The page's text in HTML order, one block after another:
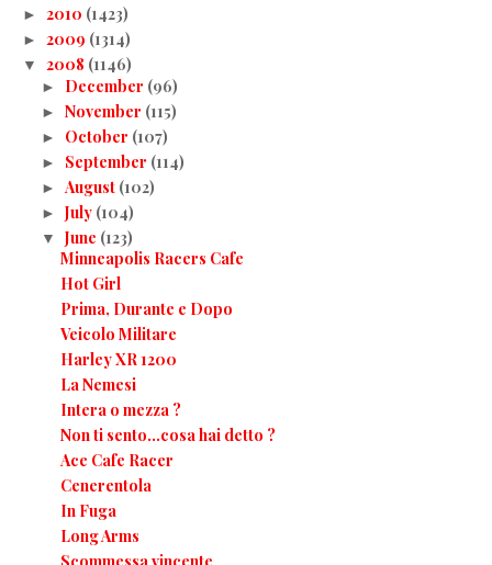
► 2010 (1423)
► 2009 (1314)
▼ 2008 (1146)
► December (96)
► November (115)
► October (107)
► September (114)
► August (102)
► July (104)
▼ June (123)
Minneapolis Racers Cafe
Hot Girl
Prima, Durante e Dopo
Veicolo Militare
Harley XR 1200
La Nemesi
Intera o mezza ?
Non ti sento...cosa hai detto ?
Ace Cafe Racer
Cenerentola
In Fuga
Long Arms